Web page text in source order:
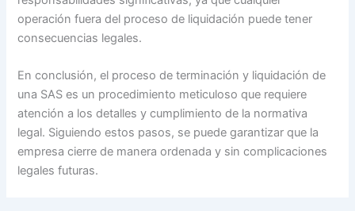
operación fuera del proceso de liquidación puede tener
consecuencias legales.
En conclusión, el proceso de terminación y liquidación de
una SAS es un procedimiento meticuloso que requiere
atención a los detalles y cumplimiento de la normativa
legal. Siguiendo estos pasos, se puede garantizar que la
empresa cierre de manera ordenada y sin complicaciones
legales futuras.